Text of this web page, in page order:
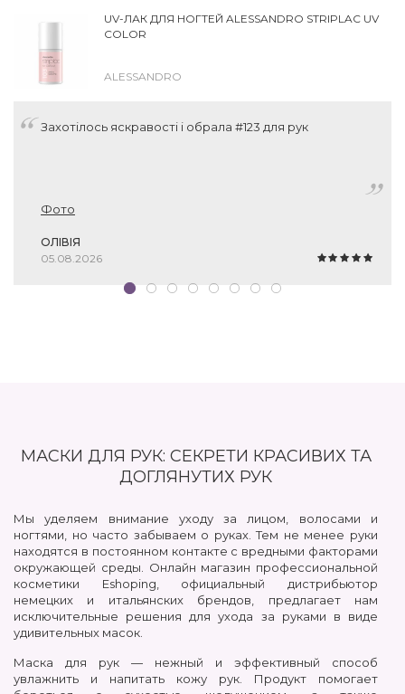
UV-ЛАК ДЛЯ НОГТЕЙ ALESSANDRO STRIPLAC UV
COLOR
ALESSANDRO
Захотілось яскравості і обрала #123 для рук
Фото
ОЛІВІЯ
05.08.2026
МАСКИ ДЛЯ РУК: СЕКРЕТИ КРАСИВИХ ТА
ДОГЛЯНУТИХ РУК
Мы уделяем внимание уходу за лицом, волосами и
ногтями, но часто забываем о руках. Тем не менее руки
находятся в постоянном контакте с вредными факторами
окружающей среды. Онлайн магазин профессиональной
косметики Eshoping, официальный дистрибьютор
немецких и итальянских брендов, предлагает нам
исключительные решения для ухода за руками в виде
удивительных масок.
Маска для рук — нежный и эффективный способ
увлажнить и напитать кожу рук. Продукт помогает